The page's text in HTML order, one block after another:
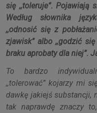
się ,,toleruje”. Pojawiają
Według słownika
,,odnosić się z
zjawisk’’ albo ,,godzić
braku aprobaty dla niej”.
To bardzo
,,tolerować” kojarzy mi
dawkę jakiejś substancji,
tak naprawdę znaczy